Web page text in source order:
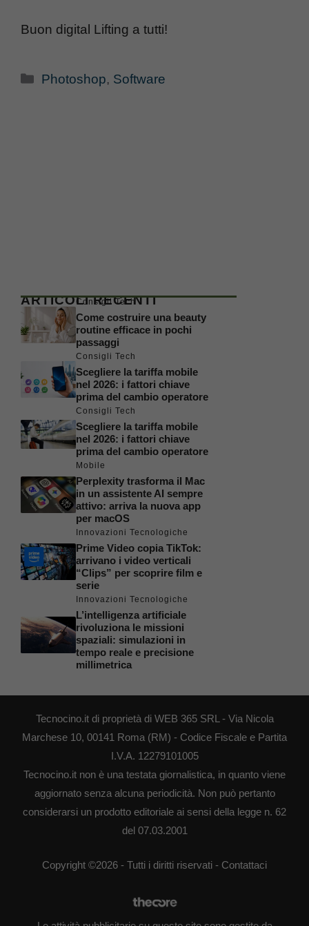
Buon digital Lifting a tutti!
Categorie
Photoshop, Software
ARTICOLI RECENTI
Consigli Tech
Come costruire una beauty
routine efficace in pochi
passaggi
Consigli Tech
Scegliere la tariffa mobile
nel 2026: i fattori chiave
prima del cambio operatore
Consigli Tech
Scegliere la tariffa mobile
nel 2026: i fattori chiave
prima del cambio operatore
Mobile
Perplexity trasforma il Mac
in un assistente AI sempre
attivo: arriva la nuova app
per macOS
Innovazioni Tecnologiche
Prime Video copia TikTok:
arrivano i video verticali
“Clips” per scoprire film e
serie
Innovazioni Tecnologiche
L’intelligenza artificiale
rivoluziona le missioni
spaziali: simulazioni in
tempo reale e precisione
millimetrica
Tecnocino.it di proprietà di WEB 365 SRL - Via Nicola
Marchese 10, 00141 Roma (RM) - Codice Fiscale e Partita
I.V.A. 12279101005
Tecnocino.it non è una testata giornalistica, in quanto viene
aggiornato senza alcuna periodicità. Non può pertanto
considerarsi un prodotto editoriale ai sensi della legge n. 62
del 07.03.2001
Copyright ©2026 - Tutti i diritti riservati - Contattaci